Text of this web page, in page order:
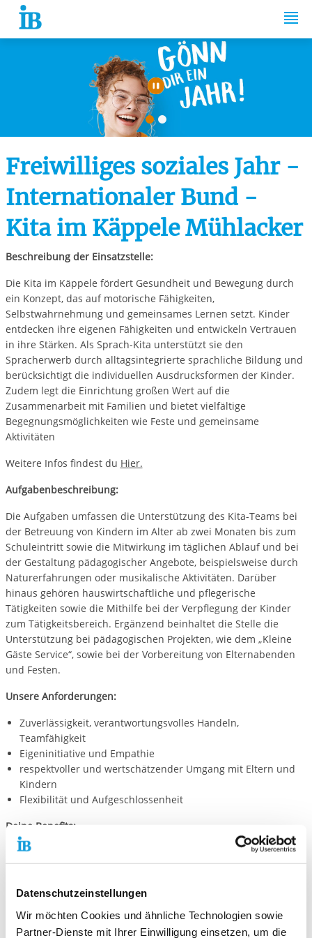
Datenschutzeinstellungen
Wir möchten Cookies und ähnliche Technologien sowie
Partner-Dienste mit Ihrer Einwilligung einsetzen, um die
Springe zum Inhalt
Automatische
Freiwilliges soziales Jahr -
Internationaler Bund -
Kita im Käppele Mühlacker
Beschreibung der Einsatzstelle:
Die Kita im Käppele fördert Gesundheit und Bewegung durch
ein Konzept, das auf motorische Fähigkeiten,
Selbstwahrnehmung und gemeinsames Lernen setzt. Kinder
entdecken ihre eigenen Fähigkeiten und entwickeln Vertrauen
in ihre Stärken. Als Sprach-Kita unterstützt sie den
Spracherwerb durch alltagsintegrierte sprachliche Bildung und
berücksichtigt die individuellen Ausdrucksformen der Kinder.
Zudem legt die Einrichtung großen Wert auf die
Zusammenarbeit mit Familien und bietet vielfältige
Begegnungsmöglichkeiten wie Feste und gemeinsame
Aktivitäten
Weitere Infos findest du Hier.
Aufgabenbeschreibung:
Die Aufgaben umfassen die Unterstützung des Kita-Teams bei
der Betreuung von Kindern im Alter ab zwei Monaten bis zum
Schuleintritt sowie die Mitwirkung im täglichen Ablauf und bei
der Gestaltung pädagogischer Angebote, beispielsweise durch
Naturerfahrungen oder musikalische Aktivitäten. Darüber
hinaus gehören hauswirtschaftliche und pflegerische
Tätigkeiten sowie die Mithilfe bei der Verpflegung der Kinder
zum Tätigkeitsbereich. Ergänzend beinhaltet die Stelle die
Unterstützung bei pädagogischen Projekten, wie dem „Kleine
Gäste Service“, sowie bei der Vorbereitung von Elternabenden
und Festen.
Unsere Anforderungen:
Zuverlässigkeit, verantwortungsvolles Handeln,
Teamfähigkeit
Eigeninitiative und Empathie
respektvoller und wertschätzender Umgang mit Eltern und
Kindern
Flexibilität und Aufgeschlossenheit
Deine Benefits:
Monatliches Taschengeld von 400 Euro
Zeugnis und Zertifikat für den abgeleisteten Dienst
vielfältigen Umfeld
Möglichkeit sich persönlich weiterzuentwickeln
kompetente und hilfsbereite Pädagog*innen